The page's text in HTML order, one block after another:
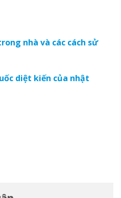
nhà và các cách sử
diệt kiến của nhật